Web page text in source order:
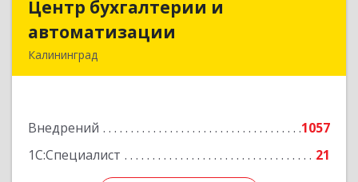
Центр бухгалтерии и
автоматизации
Калининград
Внедрений
1057
1С:Специалист
21
Центр бухгалтерии и
Подробнее